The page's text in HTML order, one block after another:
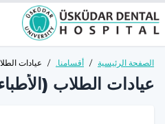
الصفحة الرئيسية / أقسامنا. / عيادات
عيادات الطلاب